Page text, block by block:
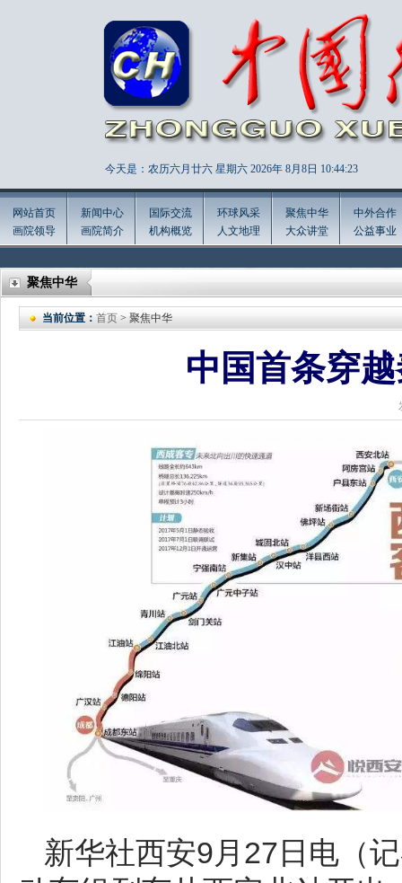
今天是：农历六月廿六 星期六 2026年 8月8日 10:44:24
网站首页
画院领导
新闻中心
画院简介
国际交流
机构概览
环球风采
人文地理
聚焦中华
大众讲堂
中外合作
公益事业
聚焦中华
当前位置： 首页 > 聚焦中华
中国首条穿
新华社西安9月27日电（